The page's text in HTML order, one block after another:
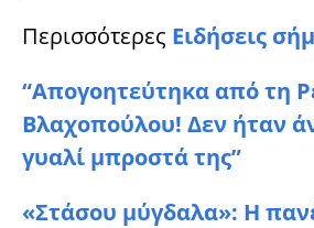
Περισσότερες Ειδήσεις
“Απογοητεύτηκα από τη
Βλαχοπούλου! Δεν ήταν
γυαλί μπροστά της”
«Στάσου μύγδαλα»: Η